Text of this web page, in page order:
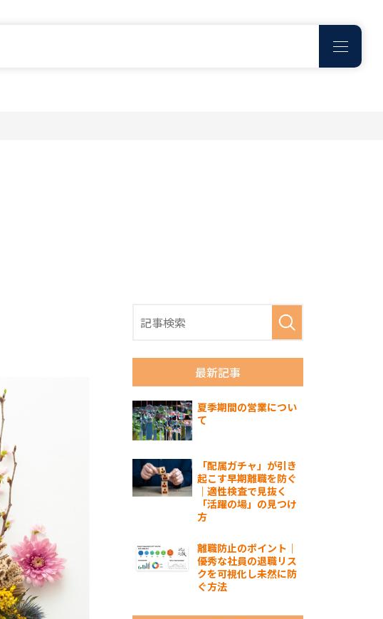
最新記事
夏季期間の営業につい
て
「配属ガチャ」が引き
起こす早期離職を防ぐ
｜適性検査で見抜く
「活躍の場」の見つけ
方
離職防止のポイント｜
優秀な社員の退職リス
クを可視化し未然に防
ぐ方法